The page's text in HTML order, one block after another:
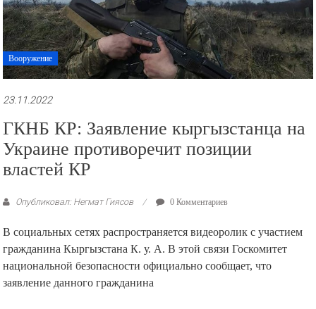
Вооружение
23.11.2022
ГКНБ КР: Заявление кыргызстанца на
Украине противоречит позиции
властей КР
Опубликовал: Негмат Гиясов 0 Комментариев
В социальных сетях распространяется видеоролик с участием
гражданина Кыргызстана К. у. А. В этой связи Госкомитет
национальной безопасности официально сообщает, что
заявление данного гражданина